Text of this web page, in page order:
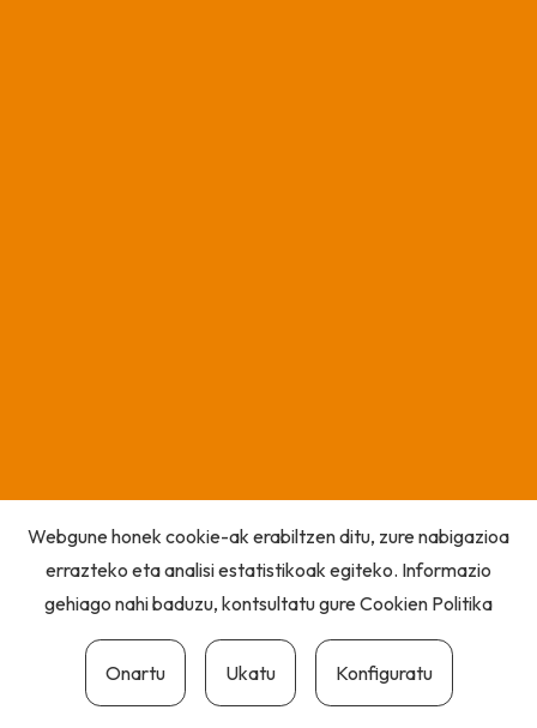
Webgune honek cookie-ak erabiltzen ditu, zure nabigazioa
errazteko eta analisi estatistikoak egiteko. Informazio
gehiago nahi baduzu, kontsultatu gureCookien Politika
Onartu Ukatu Konfiguratu